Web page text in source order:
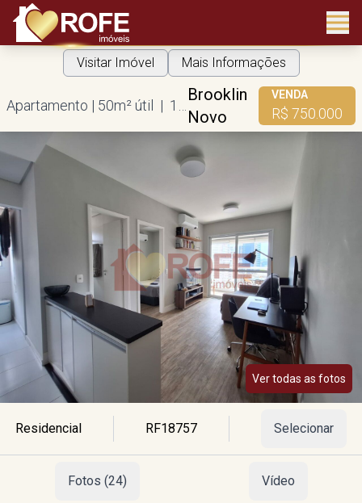
Brooklin
Novo
VENDA
R$ 750.000
Visitar Imóvel Mais Informações
Ver todas as fotos
Residencial RF18757 Selecionar
Fotos (24) Vídeo